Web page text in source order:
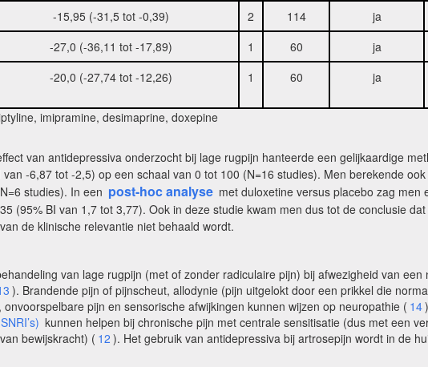
-15,95 (-31,5 tot -0,39) 2 114 ja
-27,0 (-36,11 tot -17,89) 1 60 ja
-20,0 (-27,74 tot -12,26) 1 60 ja
imipramine, desimaprine, doxepine
van antidepressiva onderzocht bij lage rugpijn hanteerde een gelijkaardige
-6,87 tot -2,5) op een schaal van 0 tot 100 (N=16 studies). Men berekende ook
studies). In een post-hoc analyse met duloxetine versus placebo zag
(95% BI van 1,7 tot 3,77). Ook in deze studie kwam men dus tot de conclusie
de klinische relevantie niet behaald wordt.
van lage rugpijn (met of zonder radiculaire pijn) bij afwezigheid van
). Brandende pijn of pijnscheut, allodynie (pijn uitgelokt door een prikkel die
pijn en sensorische afwijkingen kunnen wijzen op neuropathie ( 14
kunnen helpen bij chronische pijn met centrale sensitisatie (dus met een
bewijskracht) ( 12 ). Het gebruik van antidepressiva bij artrosepijn wordt in de